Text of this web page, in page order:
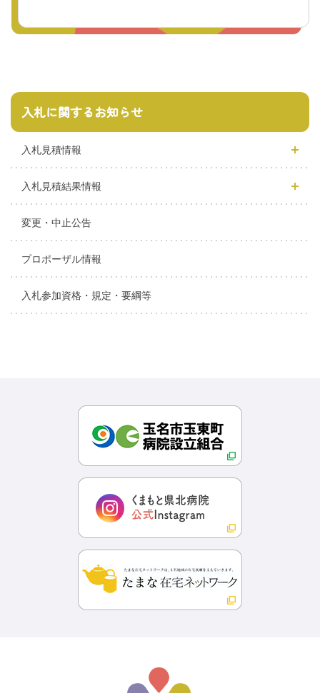
入札に関するお知らせ
入札見積情報
入札見積結果情報
変更・中止公告
プロポーザル情報
入札参加資格・規定・要綱等